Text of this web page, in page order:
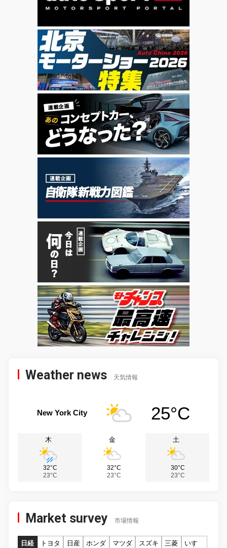
Weather news 天気情報
New York City 25°C
木
32°C
23°C
金
32°C
23°C
土
30°C
23°C
Market survey 市場情報
日経 トヨタ 日産 ホンダ マツダ スズキ 三菱
いすゞ